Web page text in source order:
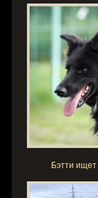
Бэтти